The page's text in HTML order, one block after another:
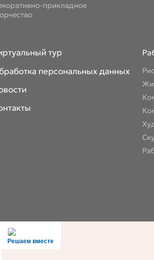
прикладное
тур
персональных данных
Решаем вместе